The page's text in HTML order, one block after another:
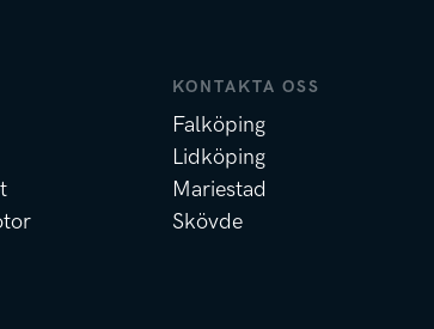
KONTAKTA OSS
Falköping
Lidköping
Mariestad
Skövde